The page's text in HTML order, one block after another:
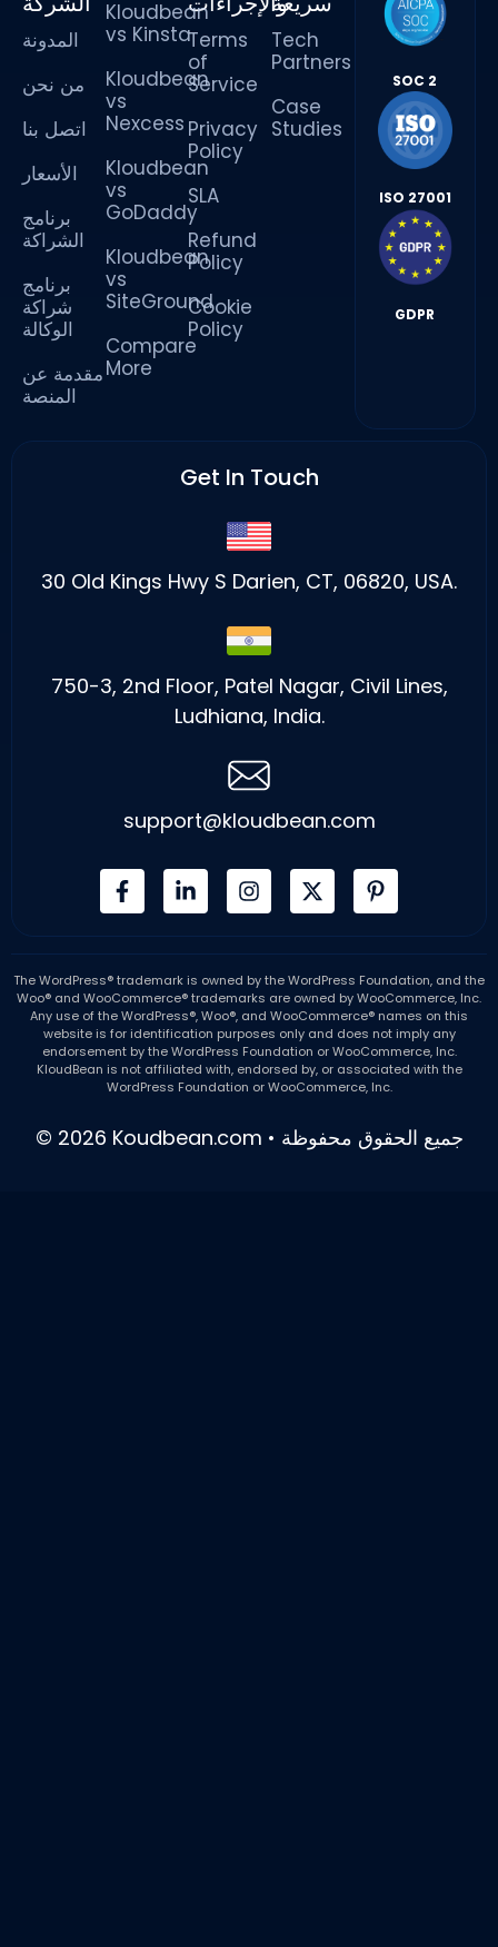
المدونة
من نحن
اتصل بنا
الأسعار
برنامج
الشراكة
برنامج
شراكة
الوكالة
مقدمة عن
المنصة
Kloudbean
vs Kinsta
Kloudbean
vs
Nexcess
Kloudbean
vs
GoDaddy
Kloudbean
vs
SiteGround
Compare
More
Terms
of
Service
Privacy
Policy
SLA
Refund
Policy
Cookie
Policy
Tech
Partners
Case
Studies
SOC 2
ISO 27001
GDPR
Get In Touch
30 Old Kings Hwy S Darien, CT, 06820, USA.
750-3, 2nd Floor, Patel Nagar, Civil Lines,
Ludhiana, India.
support@kloudbean.com
The WordPress® trademark is owned by the WordPress Foundation, and the
Woo® and WooCommerce® trademarks are owned by WooCommerce, Inc.
Any use of the WordPress®, Woo®, and WooCommerce® names on this
website is for identification purposes only and does not imply any
endorsement by the WordPress Foundation or WooCommerce, Inc.
KloudBean is not affiliated with, endorsed by, or associated with the
WordPress Foundation or WooCommerce, Inc.
© 2026 Koudbean.com • جميع الحقوق محفوظة